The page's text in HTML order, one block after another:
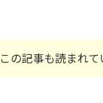
この記事も読まれて